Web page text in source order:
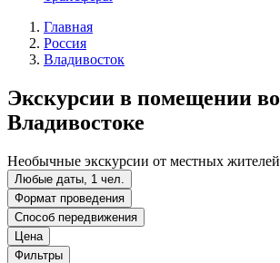
Главная
Россия
Владивосток
Экскурсии в помещении во
Владивостоке
Необычные экскурсии от местных жителей
Любые даты, 1 чел.
Формат проведения
Способ передвижения
Цена
Фильтры